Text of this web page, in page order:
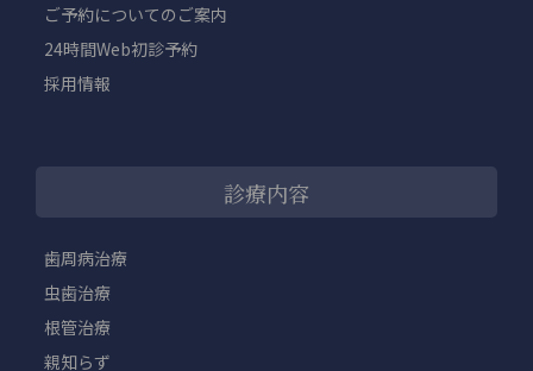
ご予約についてのご案内
24時間Web初診予約
採用情報
診療内容
歯周病治療
虫歯治療
根管治療
親知らず